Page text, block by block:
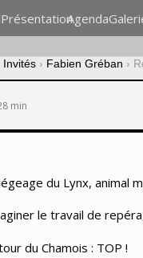
PrésentationAgenda
Invités › Fabien Gréban ›
min
du Lynx, animal
le travail de
du Chamois : TOP !